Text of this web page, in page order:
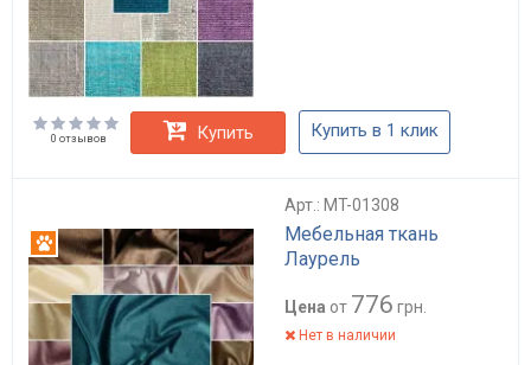
0 отзывов Купить Купить в 1 клик
Арт.: MT-01308
Мебельная ткань
Лаурель
Антикоготь
Цена от 776 грн.
Нет в наличии